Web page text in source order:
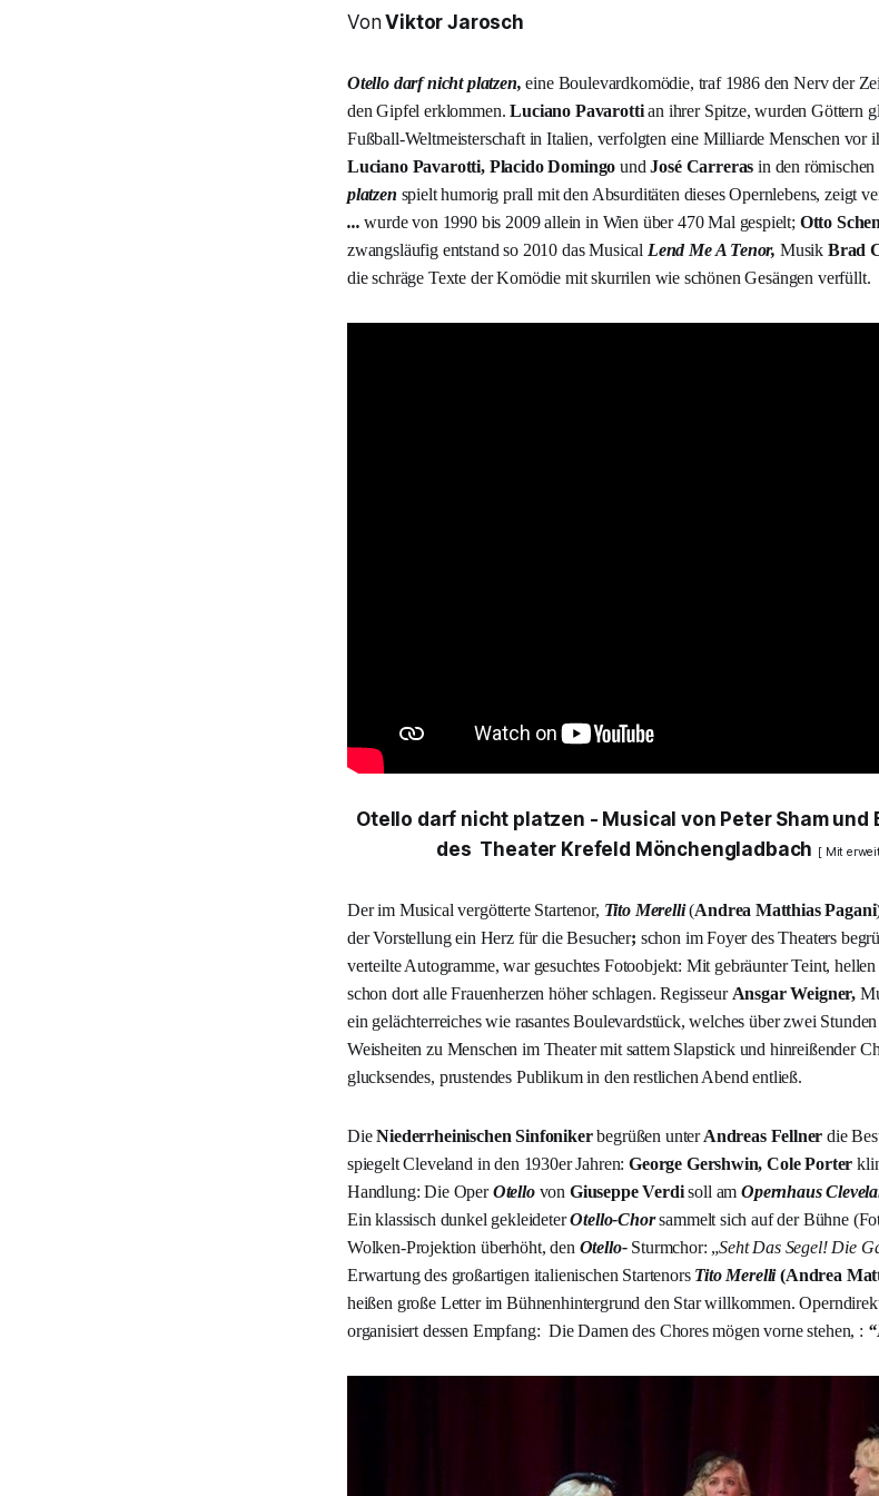
VonViktor Jarosch
Otello darf nicht platzen,eine Boulevardkomödie, traf 1986 den Nerv der
den Gipfel erklommen.Luciano Pavarottian ihrer Spitze, wurden Göttern
Fußball-Weltmeisterschaft in Italien, verfolgten eine Milliarde Menschen vor
Luciano Pavarotti, Placido Domingo und José Carreras in den römischen
platzen spielt humorig prall mit den Absurditäten dieses Opernlebens, zeigt
... wurde von 1990 bis 2009 allein in Wien über 470 Mal gespielt; Otto
zwangsläufig entstand so 2010 das Musical Lend Me A Tenor, Musik Brad
die schräge Texte der Komödie mit skurrilen wie schönen Gesängen verfüllt.
Otello darf nicht platzen - Musical von Peter Sham
des Theater Krefeld Mönchengladbach [ Mit
Der im Musical vergötterte Startenor, Tito Merelli(Andrea Matthias Pagani
der Vorstellung ein Herz für die Besucher; schon im Foyer des Theaters
verteilte Autogramme, war gesuchtes Fotoobjekt: Mit gebräunter Teint,
schon dort alle Frauenherzen höher schlagen. Regisseur Ansgar Weigner,
ein gelächterreiches wie rasantes Boulevardstück, welches über zwei
Weisheiten zu Menschen im Theater mit sattem Slapstick und hinreißender
glucksendes, prustendes Publikum in den restlichen Abend entließ.
DieNiederrheinischen Sinfonikerbegrüßen unterAndreas Fellner die
spiegelt Cleveland in den 1930er Jahren:George Gershwin, Cole Porter
Handlung: Die OperOtello von Giuseppe Verdisoll am Opernhaus
Ein klassisch dunkel gekleideterOtello-Chorsammelt sich auf der Bühne
Wolken-Projektion überhöht, den Otello-Sturmchor: „Seht Das Segel! Die
Erwartung des großartigen italienischen Startenors Tito Merelli (Andrea
heißen große Letter im Bühnenhintergrund den Star willkommen.
organisiert dessen Empfang: Die Damen des Chores mögen vorne stehen, :